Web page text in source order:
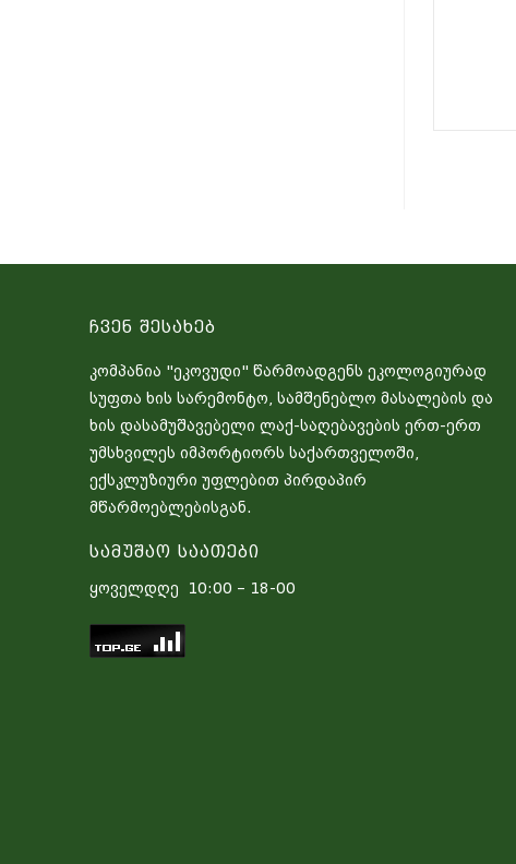
Ჩვენ Შესახებ
კომპანია "ეკოვუდი" წარმოადგენს ეკოლოგიურად
სუფთა ხის სარემონტო, სამშენებლო მასალების და
ხის დასამუშავებელი ლაქ-საღებავების ერთ-ერთ
უმსხვილეს იმპორტიორს საქართველოში,
ექსკლუზიური უფლებით პირდაპირ
მწარმოებლებისგან.
Სამუშაო Საათები
ყოველდღე 10:00 – 18-00